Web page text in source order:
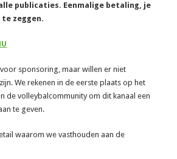
publicaties. Eenmalige betaling, je
zeggen.
sponsoring, maar willen er niet
We rekenen in de eerste plaats op het
de volleybalcommunity om dit kanaal een
te geven.
waarom we vasthouden aan de